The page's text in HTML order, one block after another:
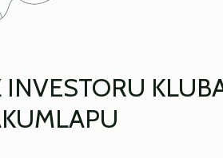
INVESTORU